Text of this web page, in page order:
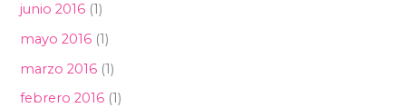
junio 2016 (1)
mayo 2016 (1)
marzo 2016 (1)
febrero 2016 (1)